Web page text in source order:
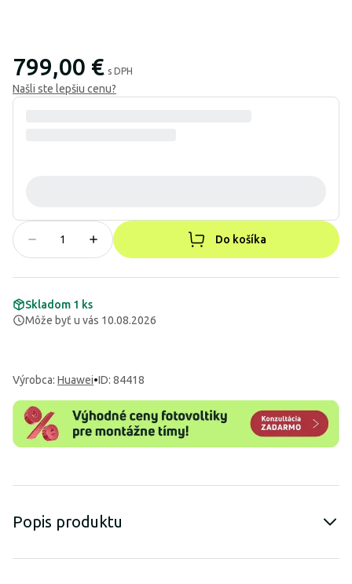
799,00 € s DPH
Našli ste lepšiu cenu?
Do košíka
Skladom 1 ks
Môže byť u vás 10.08.2026
Výrobca: Huawei•ID: 84418
Popis produktu